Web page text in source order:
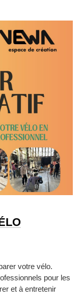
votre vélo.
pour les
et à entretenir